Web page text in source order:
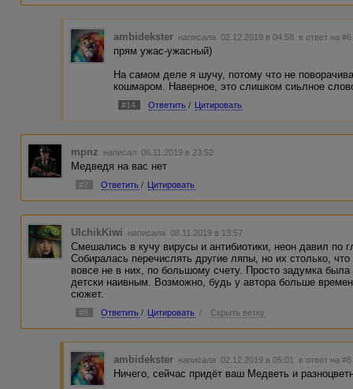
ambidekster написала 02.12.2019 в 04:58 в ответ на #6
прям ужас-ужасный)
На самом деле я шучу, потому что не
кошмаром. Наверное, это слишком сиьлное
#14 Ответить / Цитировать
mpnz написал 06.11.2019 в 23:52
Медведя на вас нет
#7 Ответить / Цитировать
UlchikKiwi написала 08.11.2019 в 13:57
Смешались в кучу вирусы и антибиотики, неон давил по
Собиралась перечислять другие ляпы, но их столько,
вовсе не в них, по большому счету. Просто задумка была
детски наивным. Возможно, будь у автора больше
сюжет.
#8 Ответить / Цитировать / Скрыть ветку
ambidekster написала 02.12.2019 в 05:01 в ответ на #8
Ничего, сейчас придёт ваш Медветь и